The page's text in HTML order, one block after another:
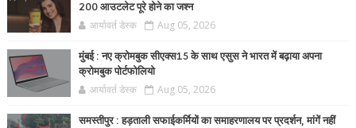
200 आउटलेट पूरे होने का जश्न
आर्यावर्त डेस्क Aug 05, 2026
मुंबई : नए क्रोमबुक सीएक्स15 के साथ एसुस ने भारत में बढ़ाया अपना
क्रोमबुक पोर्टफोलियो
आर्यावर्त डेस्क Aug 05, 2026
समस्तीपुर : हड़ताली सफाईकर्मियों का समाहरणालय पर प्रदर्शन, मांगें नहीं